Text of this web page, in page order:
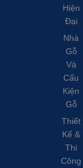
Hiện
Đại
Nhà
Gỗ
Và
Cấu
Kiện
Gỗ
Thiết
Kế &
Thi
Công